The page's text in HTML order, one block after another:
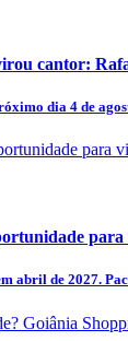
cantor:
dia 4 de
para
abril de 2027.